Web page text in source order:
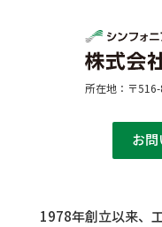
所在地：〒
お
1978年創立以来、